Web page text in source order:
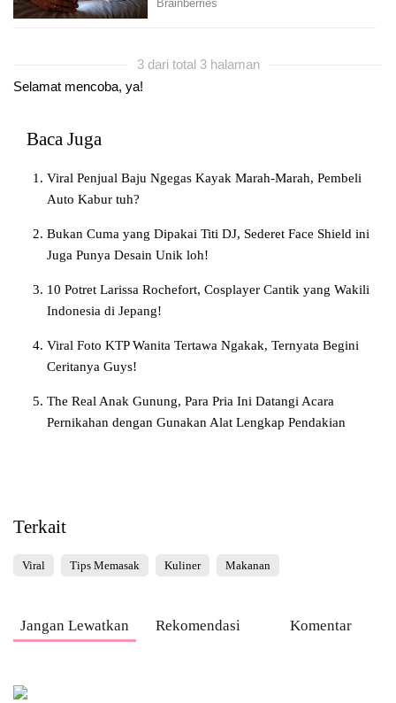
3 dari total 3 halaman
Selamat mencoba, ya!
Baca Juga
Viral Penjual Baju Ngegas Kayak Marah-Marah, Pembeli
Auto Kabur tuh?
Bukan Cuma yang Dipakai Titi DJ, Sederet Face Shield ini
Juga Punya Desain Unik loh!
10 Potret Larissa Rochefort, Cosplayer Cantik yang Wakili
Indonesia di Jepang!
Viral Foto KTP Wanita Tertawa Ngakak, Ternyata Begini
Ceritanya Guys!
The Real Anak Gunung, Para Pria Ini Datangi Acara
Pernikahan dengan Gunakan Alat Lengkap Pendakian
Terkait
Viral Tips Memasak Kuliner Makanan
Jangan Lewatkan Rekomendasi Komentar